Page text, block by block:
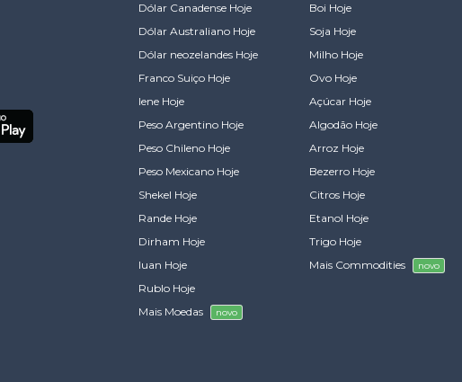
Dólar Canadense Hoje
Dólar Australiano Hoje
Dólar neozelandes Hoje
Franco Suiço Hoje
Iene Hoje
Peso Argentino Hoje
Peso Chileno Hoje
Peso Mexicano Hoje
Shekel Hoje
Rande Hoje
Dirham Hoje
Iuan Hoje
Rublo Hoje
Mais Moedas
novo
Boi Hoje
Soja Hoje
Milho Hoje
Ovo Hoje
Açúcar Hoje
Algodão Hoje
Arroz Hoje
Bezerro Hoje
Citros Hoje
Etanol Hoje
Trigo Hoje
Mais Commodities
novo